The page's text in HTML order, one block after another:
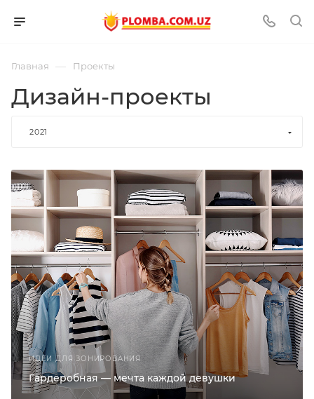
Главная — Проекты
Дизайн-проекты
2021
ИДЕИ ДЛЯ ЗОНИРОВАНИЯ
Гардеробная — мечта каждой девушки